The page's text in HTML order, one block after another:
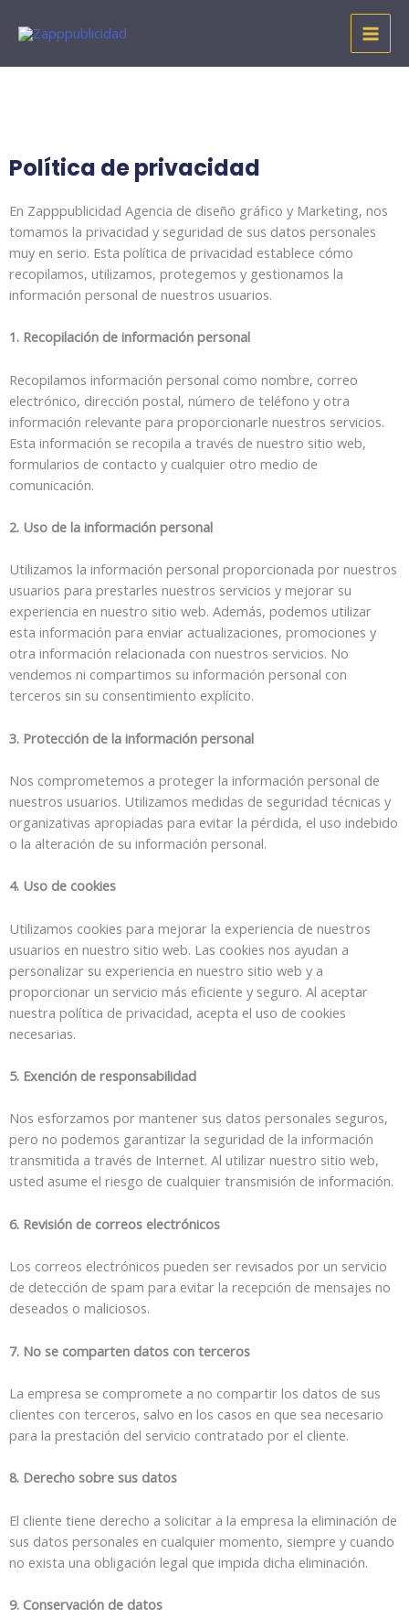
Política de privacidad
En Zapppublicidad Agencia de diseño gráfico y Marketing, nos
tomamos la privacidad y seguridad de sus datos personales
muy en serio. Esta política de privacidad establece cómo
recopilamos, utilizamos, protegemos y gestionamos la
información personal de nuestros usuarios.
1. Recopilación de información personal
Recopilamos información personal como nombre, correo
electrónico, dirección postal, número de teléfono y otra
información relevante para proporcionarle nuestros servicios.
Esta información se recopila a través de nuestro sitio web,
formularios de contacto y cualquier otro medio de
comunicación.
2. Uso de la información personal
Utilizamos la información personal proporcionada por nuestros
usuarios para prestarles nuestros servicios y mejorar su
experiencia en nuestro sitio web. Además, podemos utilizar
esta información para enviar actualizaciones, promociones y
otra información relacionada con nuestros servicios. No
vendemos ni compartimos su información personal con
terceros sin su consentimiento explícito.
3. Protección de la información personal
Nos comprometemos a proteger la información personal de
nuestros usuarios. Utilizamos medidas de seguridad técnicas y
organizativas apropiadas para evitar la pérdida, el uso indebido
o la alteración de su información personal.
4. Uso de cookies
Utilizamos cookies para mejorar la experiencia de nuestros
usuarios en nuestro sitio web. Las cookies nos ayudan a
personalizar su experiencia en nuestro sitio web y a
proporcionar un servicio más eficiente y seguro. Al aceptar
nuestra política de privacidad, acepta el uso de cookies
necesarias.
5. Exención de responsabilidad
Nos esforzamos por mantener sus datos personales seguros,
pero no podemos garantizar la seguridad de la información
transmitida a través de Internet. Al utilizar nuestro sitio web,
usted asume el riesgo de cualquier transmisión de información.
6. Revisión de correos electrónicos
Los correos electrónicos pueden ser revisados por un servicio
de detección de spam para evitar la recepción de mensajes no
deseados o maliciosos.
7. No se comparten datos con terceros
La empresa se compromete a no compartir los datos de sus
clientes con terceros, salvo en los casos en que sea necesario
para la prestación del servicio contratado por el cliente.
8. Derecho sobre sus datos
El cliente tiene derecho a solicitar a la empresa la eliminación de
sus datos personales en cualquier momento, siempre y cuando
no exista una obligación legal que impida dicha eliminación.
9. Conservación de datos